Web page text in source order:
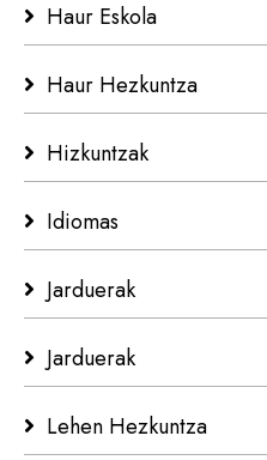
Haur Eskola
Haur Hezkuntza
Hizkuntzak
Idiomas
Jarduerak
Jarduerak
Lehen Hezkuntza